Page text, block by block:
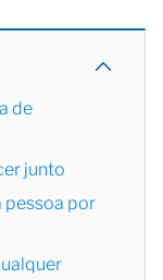
de
junto
pessoa por